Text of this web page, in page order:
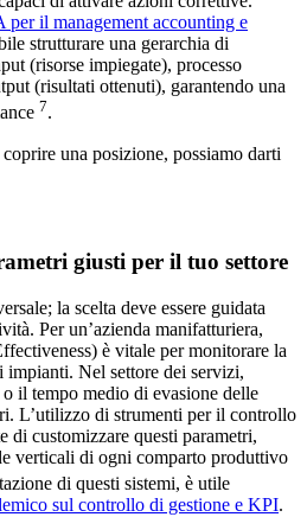
il management accounting e
strutturare una gerarchia di
(risorse impiegate), processo
(risultati ottenuti), garantendo una
7.
una posizione, possiamo darti
giusti per il tuo settore
la scelta deve essere guidata
Per un’azienda manifatturiera,
è vitale per monitorare la
Nel settore dei servizi,
il tempo medio di evasione delle
L’utilizzo di strumenti per il controllo
di customizzare questi parametri,
verticali di ogni comparto produttivo
di questi sistemi, è utile
sul controllo di gestione e KPI.